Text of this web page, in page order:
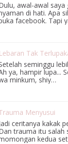
awal-awal
di hati. Apa
facebook. Tapi
Lebaran Tak
seminggu
ya, hampir lupa...
minkum, shiy…
Menyusui
ceritanya kakak
trauma itu salah
kedua